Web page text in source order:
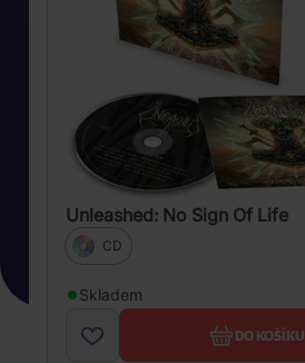
Unleashed: No Sign Of Life
CD
Skladem
DO KOŠÍKU